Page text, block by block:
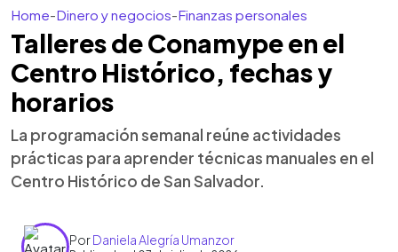
Home-Dinero y negocios-Finanzas personales
Talleres de Conamype en el
Centro Histórico, fechas y
horarios
La programación semanal reúne actividades
prácticas para aprender técnicas manuales en el
Centro Histórico de San Salvador.
PorDaniela Alegría Umanzor